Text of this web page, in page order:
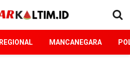
REGIONAL MANCANEGARA